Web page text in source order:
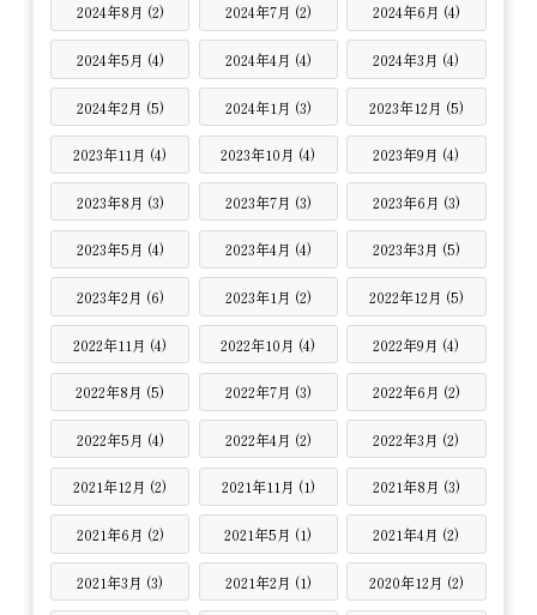
2024年8月 (2) 2024年7月 (2) 2024年6月 (4)
2024年5月 (4) 2024年4月 (4) 2024年3月 (4)
2024年2月 (5) 2024年1月 (3) 2023年12月 (5)
2023年11月 (4) 2023年10月 (4) 2023年9月 (4)
2023年8月 (3) 2023年7月 (3) 2023年6月 (3)
2023年5月 (4) 2023年4月 (4) 2023年3月 (5)
2023年2月 (6) 2023年1月 (2) 2022年12月 (5)
2022年11月 (4) 2022年10月 (4) 2022年9月 (4)
2022年8月 (5) 2022年7月 (3) 2022年6月 (2)
2022年5月 (4) 2022年4月 (2) 2022年3月 (2)
2021年12月 (2) 2021年11月 (1) 2021年8月 (3)
2021年6月 (2) 2021年5月 (1) 2021年4月 (2)
2021年3月 (3) 2021年2月 (1) 2020年12月 (2)